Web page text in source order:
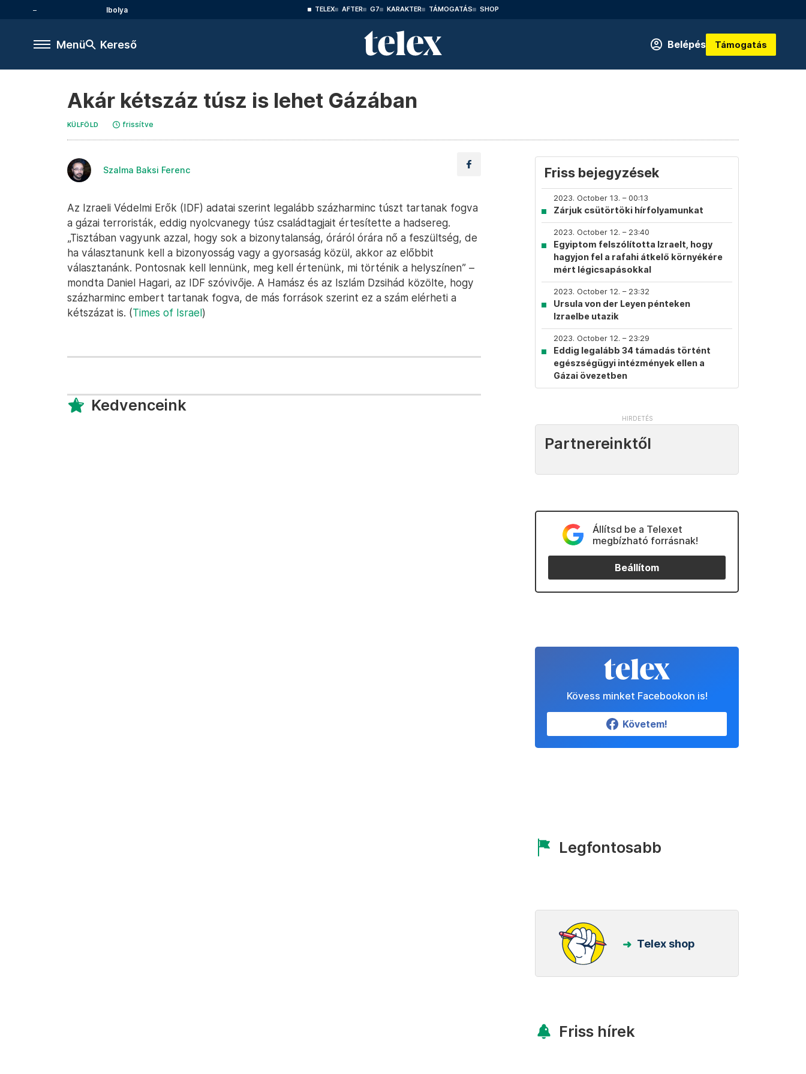
Ibolya TELEX AFTER G7 KARAKTER TÁMOGATÁS SHOP
Menü Kereső Belépés Támogatás
Akár kétszáz túsz is lehet Gázában
KÜLFÖLD frissítve
Szalma Baksi Ferenc
Az Izraeli Védelmi Erők (IDF) adatai szerint legalább százharminc túszt tartanak fogva
a gázai terroristák, eddig nyolcvanegy túsz családtagjait értesítette a hadsereg.
„Tisztában vagyunk azzal, hogy sok a bizonytalanság, óráról órára nő a feszültség, de
ha választanunk kell a bizonyosság vagy a gyorsaság közül, akkor az előbbit
választanánk. Pontosnak kell lennünk, meg kell értenünk, mi történik a helyszínen” –
mondta Daniel Hagari, az IDF szóvivője. A Hamász és az Iszlám Dzsihád közölte, hogy
százharminc embert tartanak fogva, de más források szerint ez a szám elérheti a
kétszázat is. (Times of Israel)
Kedvenceink
Friss bejegyzések
2023. October 13. – 00:13
Zárjuk csütörtöki hírfolyamunkat
2023. October 12. – 23:40
Egyiptom felszólította Izraelt, hogy
hagyjon fel a rafahi átkelő környékére
mért légicsapásokkal
2023. October 12. – 23:32
Ursula von der Leyen pénteken
Izraelbe utazik
2023. October 12. – 23:29
Eddig legalább 34 támadás történt
egészségügyi intézmények ellen a
Gázai övezetben
Partnereinktől
Állítsd be a Telexet
megbízható forrásnak!
Beállítom
Kövess minket Facebookon is!
Követem!
Legfontosabb
Telex shop
Friss hírek